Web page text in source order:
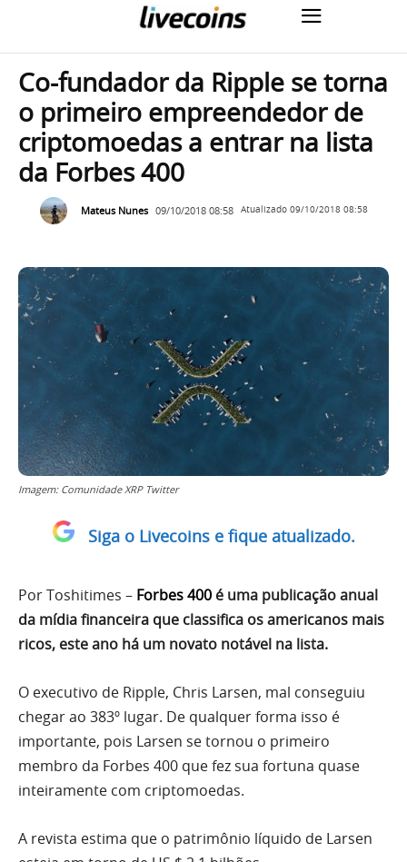
Co-fundador da Ripple se torna
o primeiro empreendedor de
criptomoedas a entrar na lista
da Forbes 400
Mateus Nunes 09/10/2018 08:58 Atualizado 09/10/2018 08:58
Imagem: Comunidade XRP Twitter
Siga o Livecoins e fique atualizado.
Por Toshitimes – Forbes 400 é uma publicação anual
da mídia financeira que classifica os americanos mais
ricos, este ano há um novato notável na lista.
O executivo de Ripple, Chris Larsen, mal conseguiu
chegar ao 383º lugar. De qualquer forma isso é
importante, pois Larsen se tornou o primeiro
membro da Forbes 400 que fez sua fortuna quase
inteiramente com criptomoedas.
A revista estima que o patrimônio líquido de Larsen